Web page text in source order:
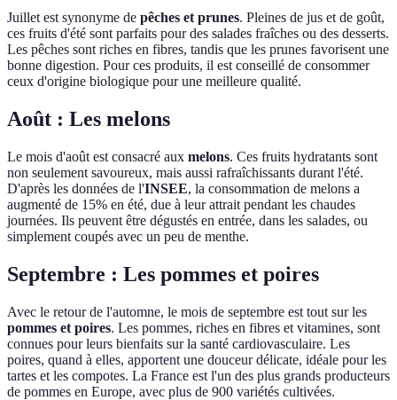
Juillet est synonyme de pêches et prunes. Pleines de jus et de goût,
ces fruits d'été sont parfaits pour des salades fraîches ou des desserts.
Les pêches sont riches en fibres, tandis que les prunes favorisent une
bonne digestion. Pour ces produits, il est conseillé de consommer
ceux d'origine biologique pour une meilleure qualité.
Août : Les melons
Le mois d'août est consacré aux melons. Ces fruits hydratants sont
non seulement savoureux, mais aussi rafraîchissants durant l'été.
D'après les données de l'INSEE, la consommation de melons a
augmenté de 15% en été, due à leur attrait pendant les chaudes
journées. Ils peuvent être dégustés en entrée, dans les salades, ou
simplement coupés avec un peu de menthe.
Septembre : Les pommes et poires
Avec le retour de l'automne, le mois de septembre est tout sur les
pommes et poires. Les pommes, riches en fibres et vitamines, sont
connues pour leurs bienfaits sur la santé cardiovasculaire. Les
poires, quand à elles, apportent une douceur délicate, idéale pour les
tartes et les compotes. La France est l'un des plus grands producteurs
de pommes en Europe, avec plus de 900 variétés cultivées.